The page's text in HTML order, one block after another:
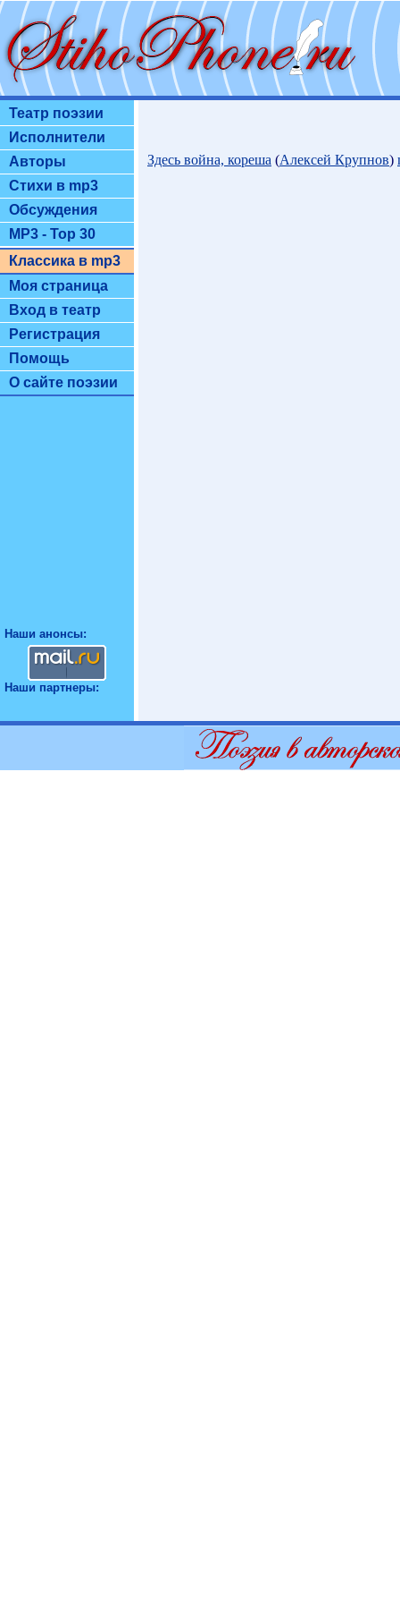
Театр поэзии
Исполнители
Авторы
Стихи в mp3
Обсуждения
MP3 - Top 30
Классика в mp3
Моя страница
Вход в театр
Регистрация
Помощь
О сайте поэзии
Наши анонсы:
Наши партнеры:
Здесь война, кореша (Алексей Крупнов)